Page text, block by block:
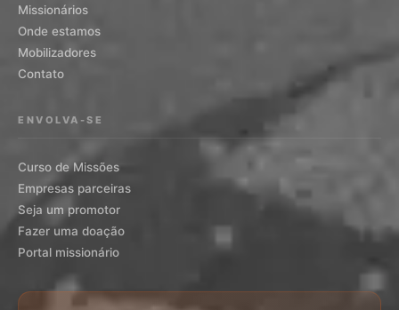
Missionários
Onde estamos
Mobilizadores
Contato
ENVOLVA-SE
Curso de Missões
Empresas parceiras
Seja um promotor
Fazer uma doação
Portal missionário